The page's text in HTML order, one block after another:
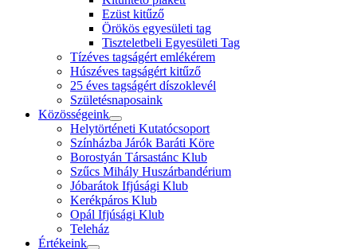
Ezüst kitűző
Örökös egyesületi tag
Tiszteletbeli Egyesületi Tag
Tízéves tagságért emlékérem
Húszéves tagságért kitűző
25 éves tagságért díszoklevél
Születésnaposaink
Közösségeink
Helytörténeti Kutatócsoport
Színházba Járók Baráti Köre
Borostyán Társastánc Klub
Szűcs Mihály Huszárbandérium
Jóbarátok Ifjúsági Klub
Kerékpáros Klub
Opál Ifjúsági Klub
Teleház
Értékeink